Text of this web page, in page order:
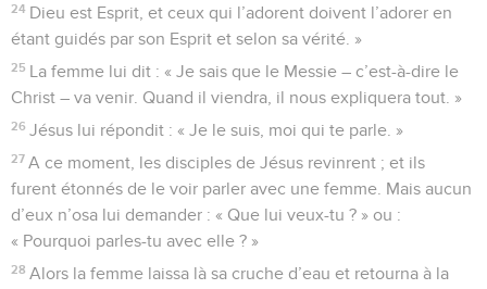
24 Dieu est Esprit, et ceux qui l’adorent doivent l’adorer en
étant guidés par son Esprit et selon sa vérité. »
25 La femme lui dit : « Je sais que le Messie – c’est-à-dire le
Christ – va venir. Quand il viendra, il nous expliquera tout. »
26 Jésus lui répondit : « Je le suis, moi qui te parle. »
27 A ce moment, les disciples de Jésus revinrent ; et ils
furent étonnés de le voir parler avec une femme. Mais aucun
d’eux n’osa lui demander : « Que lui veux-tu ? » ou :
« Pourquoi parles-tu avec elle ? »
28 Alors la femme laissa là sa cruche d’eau et retourna à la